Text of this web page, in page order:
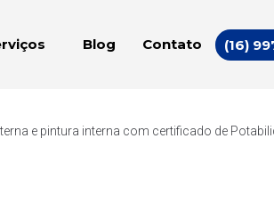
Blog Contato (16)
e pintura interna com certificado de